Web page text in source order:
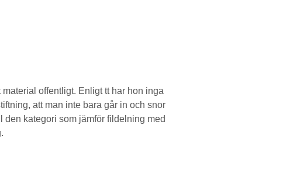
offentligt. Enligt tt har hon inga
att man inte bara går in och snor
den kategori som jämför fildelning med